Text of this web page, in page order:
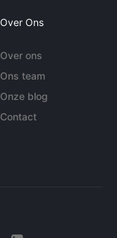
Over Ons
Over ons
Ons team
Onze blog
Contact